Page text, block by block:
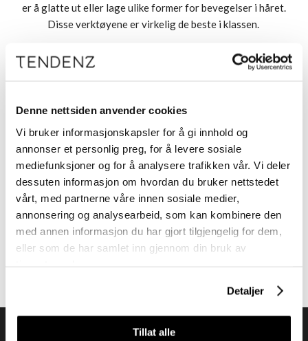
Denne nettsiden anvender cookies
Vi bruker informasjonskapsler for å gi innhold og
annonser et personlig preg, for å levere sosiale
mediefunksjoner og for å analysere trafikken vår. Vi deler
dessuten informasjon om hvordan du bruker nettstedet
vårt, med partnerne våre innen sosiale medier,
annonsering og analysearbeid, som kan kombinere den
med annen informasjon du har gjort tilgjengelig for dem,
eller som de har samlet inn gjennom din bruk av
Detaljer
Tillat alle
er å glatte ut eller lage ulike former for bevegelser i håret.
Disse verktøyene er virkelig de beste i klassen.
Meld deg på vårt nyhetsbrev
Få nyheter, kampanjer og inspirasjon fra oss rett til din innboks
Meld meg på